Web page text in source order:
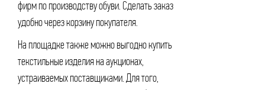
фирм по производству обуви. Сделать заказ
удобно через корзину покупателя.
На площадке также можно выгодно купить
текстильные изделия на аукционах,
устраиваемых поставщиками. Для того,